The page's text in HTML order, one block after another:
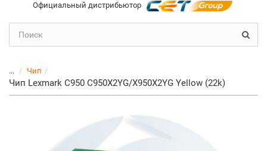
Официальный дистрибьютор
... Чип
Чип Lexmark C950 C950X2YG/X950X2YG Yellow (22k)